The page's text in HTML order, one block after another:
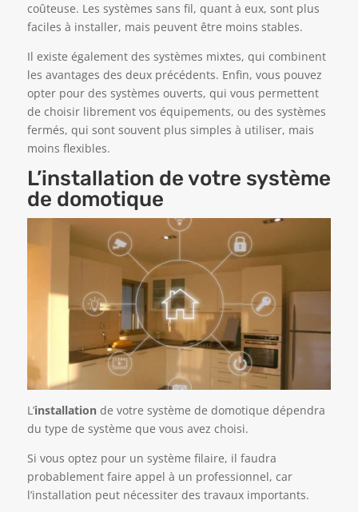
coûteuse. Les systèmes sans fil, quant à eux, sont plus
faciles à installer, mais peuvent être moins stables.
Il existe également des systèmes mixtes, qui combinent
les avantages des deux précédents. Enfin, vous pouvez
opter pour des systèmes ouverts, qui vous permettent
de choisir librement vos équipements, ou des systèmes
fermés, qui sont souvent plus simples à utiliser, mais
moins flexibles.
L’installation de votre système
de domotique
L’installation de votre système de domotique dépendra
du type de système que vous avez choisi.
Si vous optez pour un système filaire, il faudra
probablement faire appel à un professionnel, car
l’installation peut nécessiter des travaux importants.